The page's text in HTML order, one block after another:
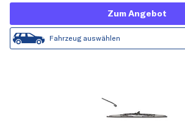
Zum Angebot
Fahrzeug auswählen